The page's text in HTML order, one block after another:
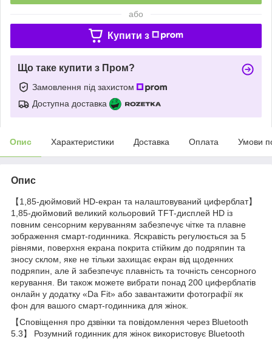
або
Купити з
Що таке купити з Пром?
Замовлення під захистом
Доступна доставка
Опис Характеристики Доставка Оплата Умови
Опис
【1,85-дюймовий HD-екран та налаштовуваний циферблат】
1,85-дюймовий великий кольоровий TFT-дисплей HD із
повним сенсорним керуванням забезпечує чітке та плавне
зображення смарт-годинника. Яскравість регулюється за 5
рівнями, поверхня екрана покрита стійким до подряпин та
зносу склом, яке не тільки захищає екран від щоденних
подряпин, але й забезпечує плавність та точність сенсорного
керування. Ви також можете вибрати понад 200 циферблатів
онлайн у додатку «Da Fit» або завантажити фотографії як
фон для вашого смарт-годинника для жінок.
【Сповіщення про дзвінки та повідомлення через Bluetooth
5.3】 Розумний годинник для жінок використовує Bluetooth